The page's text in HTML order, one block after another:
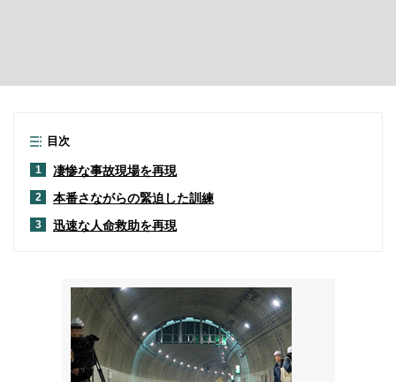
目次
1 凄惨な事故現場を再現
2 本番さながらの緊迫した訓練
3 迅速な人命救助を再現